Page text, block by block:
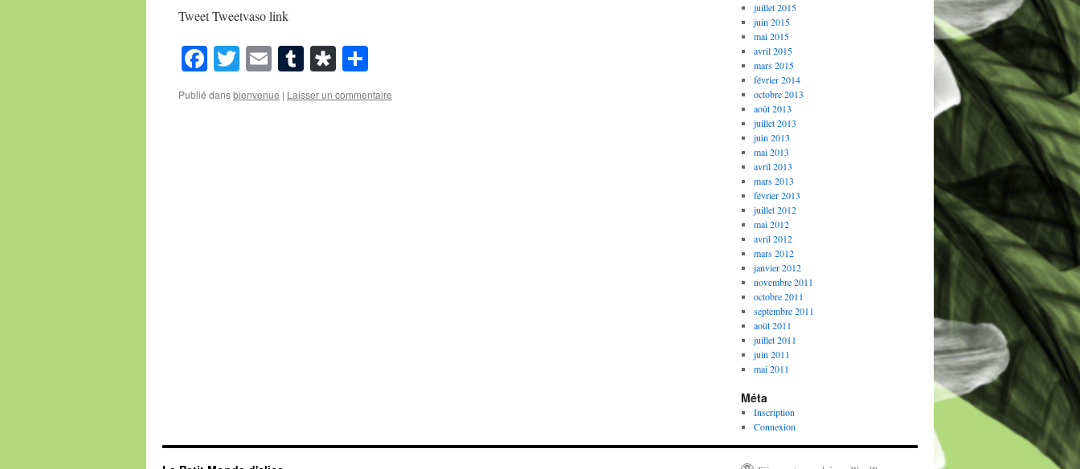
Tweet Tweetvaso link
Facebook
Twitter
EmailTumblrDiaspora
Publié dansbienvenue | Laisser un commentaire
juillet 2015
juin 2015
mai 2015
avril 2015
mars 2015
février 2014
octobre 2013
août 2013
juillet 2013
juin 2013
mai 2013
avril 2013
mars 2013
février 2013
juillet 2012
mai 2012
avril 2012
mars 2012
janvier 2012
novembre 2011
octobre 2011
septembre 2011
août 2011
juillet 2011
juin 2011
mai 2011
Méta
Inscription
Connexion